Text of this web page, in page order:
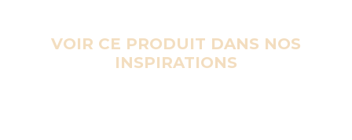
VOIR CE PRODUIT DANS NOS
INSPIRATIONS